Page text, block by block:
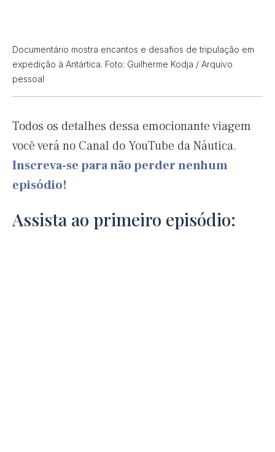
Documentário mostra encantos e desafios de tripulação em
expedição à Antártica. Foto: Guilherme Kodja / Arquivo
pessoal
Todos os detalhes dessa emocionante viagem
você verá no Canal do YouTube da Náutica.
Inscreva-se para não perder nenhum
episódio!
Assista ao primeiro episódio: